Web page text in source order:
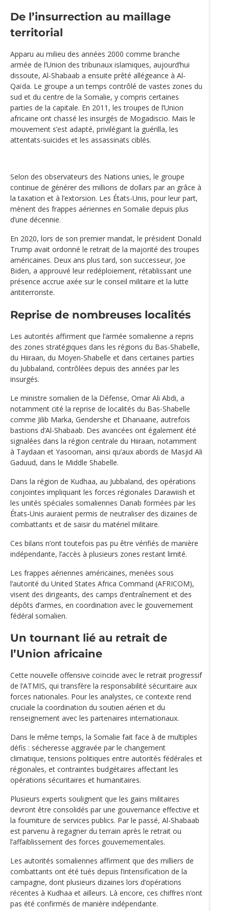
De l’insurrection au maillage
territorial
Apparu au milieu des années 2000 comme branche
armée de l’Union des tribunaux islamiques, aujourd’hui
dissoute, Al-Shabaab a ensuite prêté allégeance à Al-
Qaïda. Le groupe a un temps contrôlé de vastes zones du
sud et du centre de la Somalie, y compris certaines
parties de la capitale. En 2011, les troupes de l’Union
africaine ont chassé les insurgés de Mogadiscio. Mais le
mouvement s’est adapté, privilégiant la guérilla, les
attentats-suicides et les assassinats ciblés.
Selon des observateurs des Nations unies, le groupe
continue de générer des millions de dollars par an grâce à
la taxation et à l’extorsion. Les États-Unis, pour leur part,
mènent des frappes aériennes en Somalie depuis plus
d’une décennie.
En 2020, lors de son premier mandat, le président Donald
Trump avait ordonné le retrait de la majorité des troupes
américaines. Deux ans plus tard, son successeur, Joe
Biden, a approuvé leur redéploiement, rétablissant une
présence accrue axée sur le conseil militaire et la lutte
antiterroriste.
Reprise de nombreuses localités
Les autorités affirment que l’armée somalienne a repris
des zones stratégiques dans les régions du Bas-Shabelle,
du Hiiraan, du Moyen-Shabelle et dans certaines parties
du Jubbaland, contrôlées depuis des années par les
insurgés.
Le ministre somalien de la Défense, Omar Ali Abdi, a
notamment cité la reprise de localités du Bas-Shabelle
comme Jilib Marka, Gendershe et Dhanaane, autrefois
bastions d’Al-Shabaab. Des avancées ont également été
signalées dans la région centrale du Hiiraan, notamment
à Taydaan et Yasooman, ainsi qu’aux abords de Masjid Ali
Gaduud, dans le Middle Shabelle.
Dans la région de Kudhaa, au Jubbaland, des opérations
conjointes impliquant les forces régionales Darawiish et
les unités spéciales somaliennes Danab formées par les
États-Unis auraient permis de neutraliser des dizaines de
combattants et de saisir du matériel militaire.
Ces bilans n’ont toutefois pas pu être vérifiés de manière
indépendante, l’accès à plusieurs zones restant limité.
Les frappes aériennes américaines, menées sous
l’autorité du United States Africa Command (AFRICOM),
visent des dirigeants, des camps d’entraînement et des
dépôts d’armes, en coordination avec le gouvernement
fédéral somalien.
Un tournant lié au retrait de
l’Union africaine
Cette nouvelle offensive coïncide avec le retrait progressif
de l’ATMIS, qui transfère la responsabilité sécuritaire aux
forces nationales. Pour les analystes, ce contexte rend
cruciale la coordination du soutien aérien et du
renseignement avec les partenaires internationaux.
Dans le même temps, la Somalie fait face à de multiples
défis : sécheresse aggravée par le changement
climatique, tensions politiques entre autorités fédérales et
régionales, et contraintes budgétaires affectant les
opérations sécuritaires et humanitaires.
Plusieurs experts soulignent que les gains militaires
devront être consolidés par une gouvernance effective et
la fourniture de services publics. Par le passé, Al-Shabaab
est parvenu à regagner du terrain après le retrait ou
l’affaiblissement des forces gouvernementales.
Les autorités somaliennes affirment que des milliers de
combattants ont été tués depuis l’intensification de la
campagne, dont plusieurs dizaines lors d’opérations
récentes à Kudhaa et ailleurs. Là encore, ces chiffres n’ont
pas été confirmés de manière indépendante.